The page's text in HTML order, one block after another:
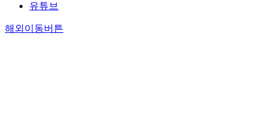
유튜브
해외이동버튼